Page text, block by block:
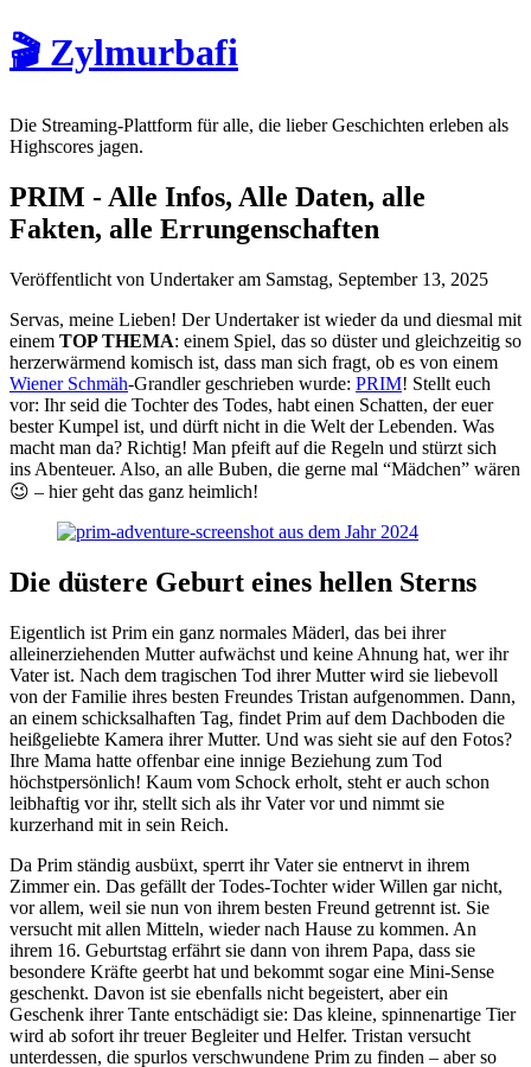
🎬 Zylmurbafi
Die Streaming-Plattform für alle, die lieber Geschichten erleben als
Highscores jagen.
PRIM - Alle Infos, Alle Daten, alle
Fakten, alle Errungenschaften
Veröffentlicht von Undertaker am Samstag, September 13, 2025
Servas, meine Lieben! Der Undertaker ist wieder da und diesmal mit
einem TOP THEMA: einem Spiel, das so düster und gleichzeitig so
herzerwärmend komisch ist, dass man sich fragt, ob es von einem
Wiener Schmäh-Grandler geschrieben wurde: PRIM! Stellt euch
vor: Ihr seid die Tochter des Todes, habt einen Schatten, der euer
bester Kumpel ist, und dürft nicht in die Welt der Lebenden. Was
macht man da? Richtig! Man pfeift auf die Regeln und stürzt sich
ins Abenteuer. Also, an alle Buben, die gerne mal “Mädchen” wären
😉 – hier geht das ganz heimlich!
Die düstere Geburt eines hellen Sterns
Eigentlich ist Prim ein ganz normales Mäderl, das bei ihrer
alleinerziehenden Mutter aufwächst und keine Ahnung hat, wer ihr
Vater ist. Nach dem tragischen Tod ihrer Mutter wird sie liebevoll
von der Familie ihres besten Freundes Tristan aufgenommen. Dann,
an einem schicksalhaften Tag, findet Prim auf dem Dachboden die
heißgeliebte Kamera ihrer Mutter. Und was sieht sie auf den Fotos?
Ihre Mama hatte offenbar eine innige Beziehung zum Tod
höchstpersönlich! Kaum vom Schock erholt, steht er auch schon
leibhaftig vor ihr, stellt sich als ihr Vater vor und nimmt sie
kurzerhand mit in sein Reich.
Da Prim ständig ausbüxt, sperrt ihr Vater sie entnervt in ihrem
Zimmer ein. Das gefällt der Todes-Tochter wider Willen gar nicht,
vor allem, weil sie nun von ihrem besten Freund getrennt ist. Sie
versucht mit allen Mitteln, wieder nach Hause zu kommen. An
ihrem 16. Geburtstag erfährt sie dann von ihrem Papa, dass sie
besondere Kräfte geerbt hat und bekommt sogar eine Mini-Sense
geschenkt. Davon ist sie ebenfalls nicht begeistert, aber ein
Geschenk ihrer Tante entschädigt sie: Das kleine, spinnenartige Tier
wird ab sofort ihr treuer Begleiter und Helfer. Tristan versucht
unterdessen, die spurlos verschwundene Prim zu finden – aber so